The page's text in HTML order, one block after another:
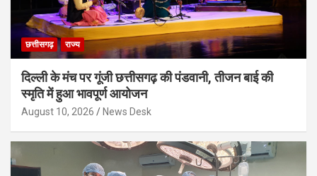
छत्तीसगढ़ राज्य
दिल्ली के मंच पर गूंजी छत्तीसगढ़ की पंडवानी, तीजन बाई की
स्मृति में हुआ भावपूर्ण आयोजन
August 10, 2026 News Desk